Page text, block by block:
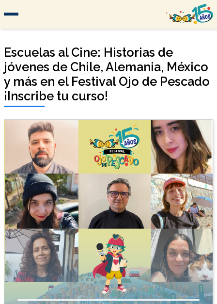
Escuelas al Cine: Historias de
jóvenes de Chile, Alemania, México
y más en el Festival Ojo de Pescado
¡Inscribe tu curso!